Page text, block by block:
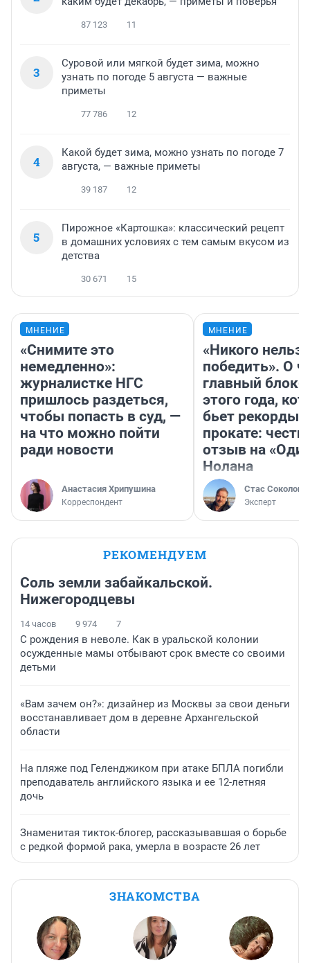
87 123 11
3
Суровой или мягкой будет зима, можно
узнать по погоде 5 августа — важные
приметы
77 786 12
4
Какой будет зима, можно узнать по погоде 7
августа, — важные приметы
39 187 12
5
Пирожное «Картошка»: классический рецепт
в домашних условиях с тем самым вкусом из
детства
30 671 15
МНЕНИЕ
«Снимите это
немедленно»:
журналистке НГС
пришлось раздеться,
чтобы попасть в суд, —
на что можно пойти
ради новости
Анастасия Хрипушина
Корреспондент
МНЕНИЕ
«Никого нельзя
победить». О
главный
этого года,
бьет рекорды в
прокате:
отзыв на
Нолана
Стас Соколов
Эксперт
РЕКОМЕНДУЕМ
Соль земли забайкальской.
Нижегородцевы
14 часов 9 974 7
С рождения в неволе. Как в уральской колонии
осужденные мамы отбывают срок вместе со своими
детьми
«Вам зачем он?»: дизайнер из Москвы за свои деньги
восстанавливает дом в деревне Архангельской
области
На пляже под Геленджиком при атаке БПЛА погибли
преподаватель английского языка и ее 12-летняя
дочь
Знаменитая тикток-блогер, рассказывавшая о борьбе
с редкой формой рака, умерла в возрасте 26 лет
ЗНАКОМСТВА